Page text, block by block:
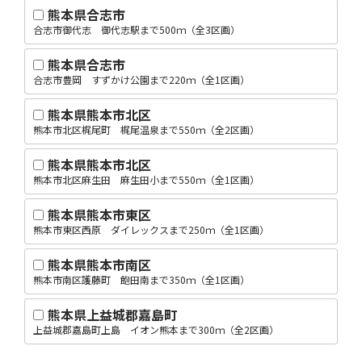
熊本県合志市
合志市御代志 御代志駅まで500ｍ（全3区画）
熊本県合志市
合志市豊岡 すずかけ公園まで220ｍ（全1区画）
熊本県熊本市北区
熊本市北区梶尾町 梶尾温泉まで550ｍ（全2区画）
熊本県熊本市北区
熊本市北区麻生田 麻生田小まで550ｍ（全1区画）
熊本県熊本市東区
熊本市東区西原 ダイレックスまで250ｍ（全1区画）
熊本県熊本市南区
熊本市南区護藤町 飽田南まで350ｍ（全1区画）
熊本県上益城郡嘉島町
上益城郡嘉島町上島 イオン熊本まで300ｍ（全2区画）